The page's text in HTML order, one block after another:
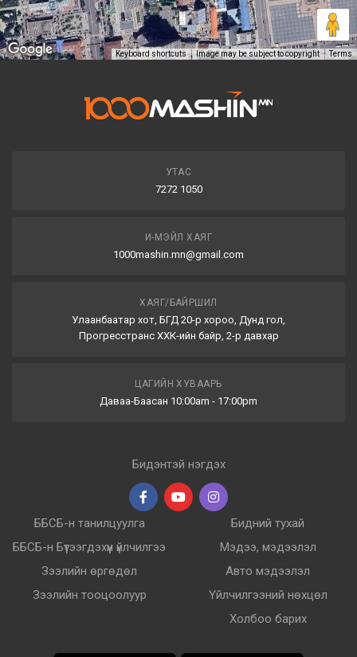
Keyboard shortcuts Image may be subject to copyright Terms
УТАС
7272 1050
И-МЭЙЛ ХАЯГ
1000mashin.mn@gmail.com
ХАЯГ/БАЙРШИЛ
Улаанбаатар хот, БГД 20-р хороо, Дунд гол,
Прогресстранс ХХК-ийн байр, 2-р давхар
ЦАГИЙН ХУВААРЬ
Даваа-Баасан 10:00am - 17:00pm
Бидэнтэй нэгдэх
ББСБ-н танилцуулга
ББСБ-н Бүтээгдэхүүн үйлчилгээ
Зээлийн өргөдөл
Зээлийн тооцоолуур
Бидний тухай
Мэдээ, мэдээлэл
Авто мэдээлэл
Үйлчилгээний нөхцөл
Холбоо барих